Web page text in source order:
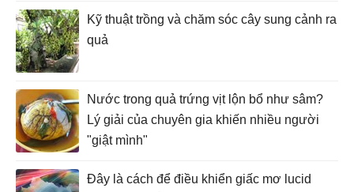
Kỹ thuật trồng và chăm sóc cây sung cảnh ra
quả
Nước trong quả trứng vịt lộn bổ như sâm?
Lý giải của chuyên gia khiến nhiều người
"giật mình"
Đây là cách để điều khiển giấc mơ lucid